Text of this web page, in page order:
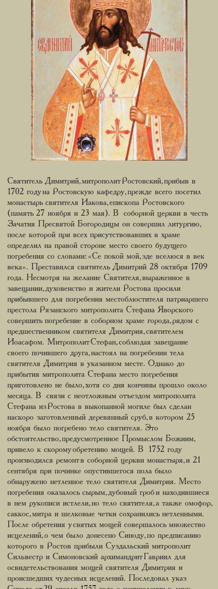
Святитель Димитрий, митрополит Ростовский, прибыв в
1702 году на Ростовскую кафедру, прежде всего посетил
монастырь святителя Иакова, епископа Ростовского
(память 27 ноября и 23 мая). В соборной церкви в честь
Зачатия Пресвятой Богородицы он совершил литургию,
после которой при всех присутствовавших в храме
определил на правой стороне место своего будущего
погребения со словами: «Се покой мой, зде вселюся в век
века». Преставился святитель Димитрий 28 октября 1709
года. Несмотря на желание Святителя, выраженное в
завещании, духовенство и жители Ростова просили
прибывшего для погребения местоблюстителя патриаршего
престола Рязанского митрополита Стефана Яворского
совершить погребение в соборном храме города, рядом с
предшественником святителя Димитрия, святителем
Иоасафом. Митрополит Стефан, соблюдая завещание
своего почившего друга, настоял на погребении тела
святителя Димитрия в указанном месте. Однако до
прибытия митрополита Стефана место погребения
приготовлено не было, хотя со дня кончины прошло около
месяца. В связи с неотложным отъездом митрополита
Стефана из Ростова в выкопанной могиле был сделан
наскоро заготовленный деревянный сруб, в котором 25
ноября было погребено тело святителя. Это
обстоятельство, предусмотренное Промыслом Божиим,
привело к скорому обретению мощей. В 1752 году
производился ремонт в соборной церкви монастыря, и 21
сентября при починке опустившегося пола было
обнаружено нетленное тело святителя Димитрия. Место
погребения оказалось сырым, дубовый гроб и находившиеся
в нем рукописи истлели, но тело святителя, а также омофор,
саккос, митра и шелковые четки сохранились нетленными.
После обретения у святых мощей совершалось множество
исцелений, о чем было донесено Синоду, по предписанию
которого в Ростов прибыли Суздальский митрополит
Сильвестр и Симоновский архимандрит Гавриил для
освидетельствования мощей святителя Димитрия и
происшедших чудесных исцелений. Последовал указ